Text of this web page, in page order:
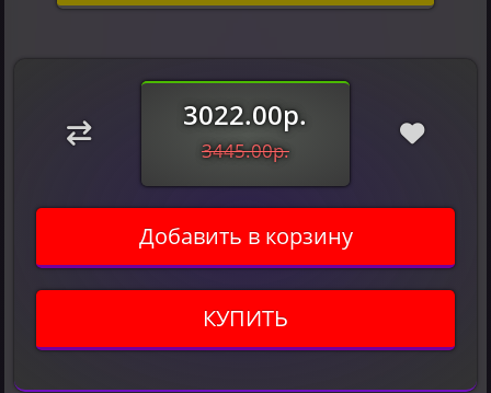
3022.00р.
3445.00р.
Добавить в корзину
КУПИТЬ